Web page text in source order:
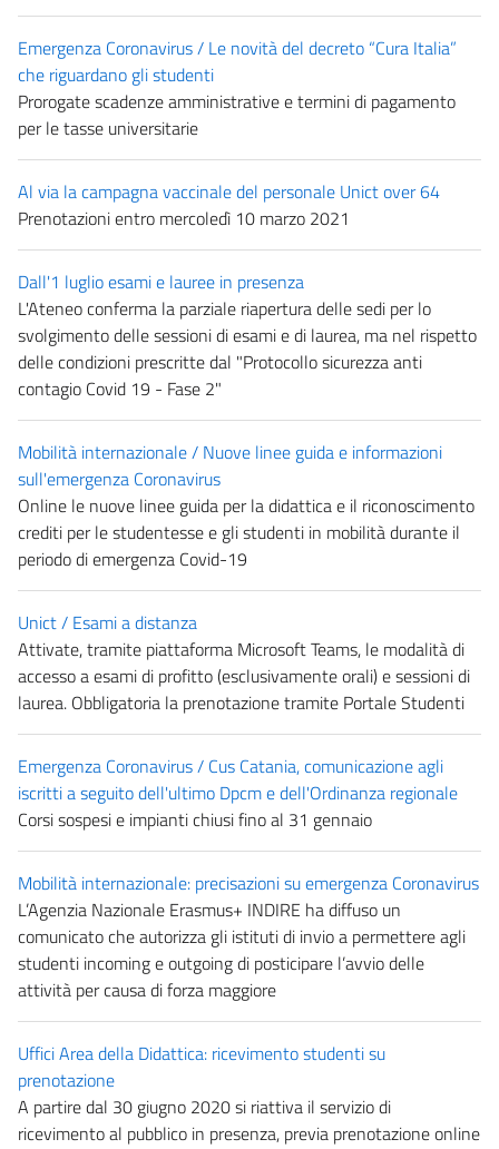
Emergenza Coronavirus / Le novità del decreto “Cura Italia”
che riguardano gli studenti
Prorogate scadenze amministrative e termini di pagamento
per le tasse universitarie
Al via la campagna vaccinale del personale Unict over 64
Prenotazioni entro mercoledì 10 marzo 2021
Dall'1 luglio esami e lauree in presenza
L'Ateneo conferma la parziale riapertura delle sedi per lo
svolgimento delle sessioni di esami e di laurea, ma nel rispetto
delle condizioni prescritte dal "Protocollo sicurezza anti
contagio Covid 19 - Fase 2"
Mobilità internazionale / Nuove linee guida e informazioni
sull'emergenza Coronavirus
Online le nuove linee guida per la didattica e il riconoscimento
crediti per le studentesse e gli studenti in mobilità durante il
periodo di emergenza Covid-19
Unict / Esami a distanza
Attivate, tramite piattaforma Microsoft Teams, le modalità di
accesso a esami di profitto (esclusivamente orali) e sessioni di
laurea. Obbligatoria la prenotazione tramite Portale Studenti
Emergenza Coronavirus / Cus Catania, comunicazione agli
iscritti a seguito dell'ultimo Dpcm e dell'Ordinanza regionale
Corsi sospesi e impianti chiusi fino al 31 gennaio
Mobilità internazionale: precisazioni su emergenza Coronavirus
L’Agenzia Nazionale Erasmus+ INDIRE ha diffuso un
comunicato che autorizza gli istituti di invio a permettere agli
studenti incoming e outgoing di posticipare l’avvio delle
attività per causa di forza maggiore
Uffici Area della Didattica: ricevimento studenti su
prenotazione
A partire dal 30 giugno 2020 si riattiva il servizio di
ricevimento al pubblico in presenza, previa prenotazione online